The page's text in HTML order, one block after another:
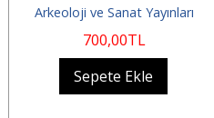
Arkeoloji ve Sanat Yayınları
700,00TL
Sepete Ekle